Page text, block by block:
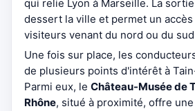
qui relie Lyon à Marseille. La
dessert la ville et permet un
visiteurs venant du nord ou du
Une fois sur place, les
de plusieurs points d'intérêt à
Parmi eux, le Château-Musée de
Rhône, situé à proximité, offre